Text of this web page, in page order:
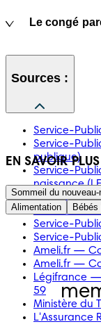
Le congé
Sources :
Service-
Service-
publique)
Service-
naissance
Service-
Service-
Service-
Service-
Ameli.fr —
Ameli.fr —
Légifrance
59
Ministère du
L'Assurance
EN SAVOIR
Sommeil du nouveau-
Alimentation
Bébés